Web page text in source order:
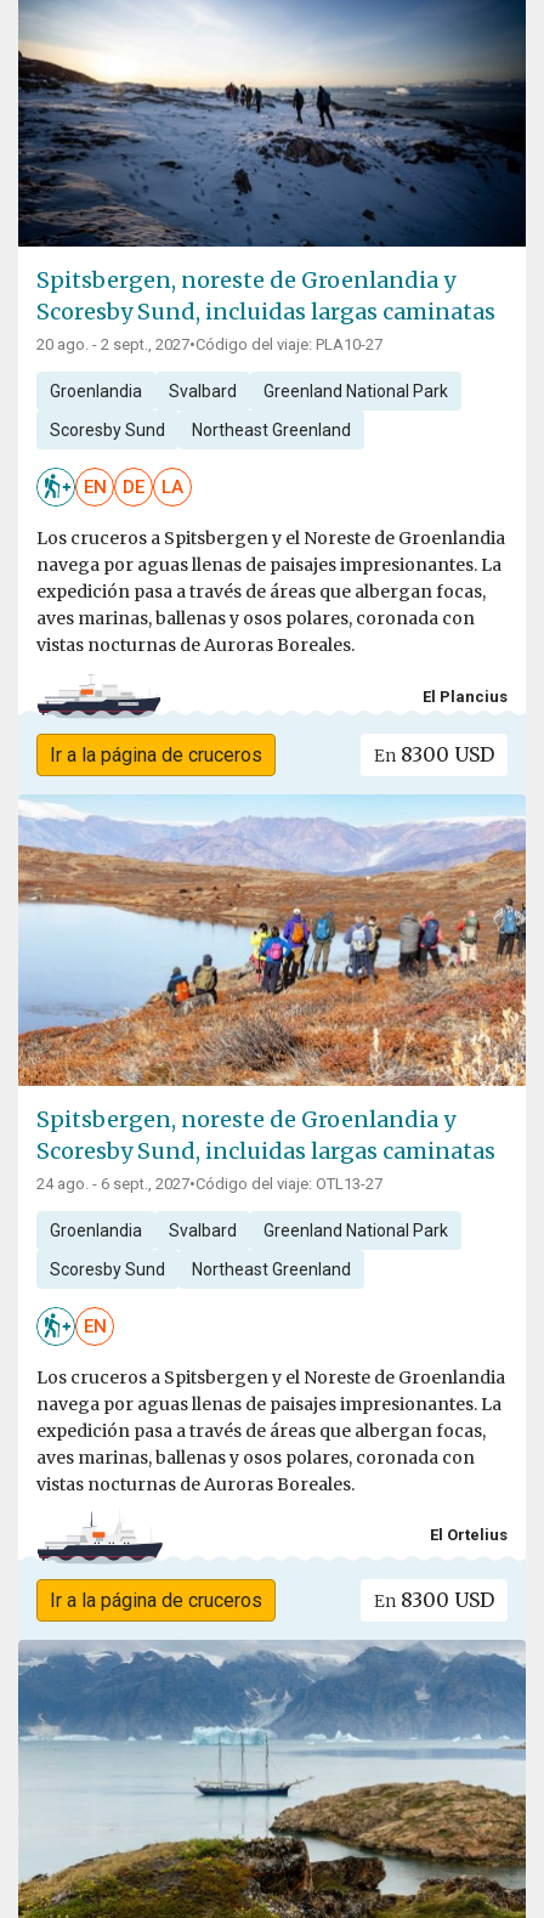
Spitsbergen, noreste de Groenlandia y
Scoresby Sund, incluidas largas caminatas
20 ago. - 2 sept., 2027•Código del viaje: PLA10-27
Groenlandia Svalbard Greenland National Park
Scoresby Sund Northeast Greenland
EN DE LA
Los cruceros a Spitsbergen y el Noreste de Groenlandia
navega por aguas llenas de paisajes impresionantes. La
expedición pasa a través de áreas que albergan focas,
aves marinas, ballenas y osos polares, coronada con
vistas nocturnas de Auroras Boreales.
El Plancius
Ir a la página de cruceros En 8300 USD
Spitsbergen, noreste de Groenlandia y
Scoresby Sund, incluidas largas caminatas
24 ago. - 6 sept., 2027•Código del viaje: OTL13-27
Groenlandia Svalbard Greenland National Park
Scoresby Sund Northeast Greenland
EN
Los cruceros a Spitsbergen y el Noreste de Groenlandia
navega por aguas llenas de paisajes impresionantes. La
expedición pasa a través de áreas que albergan focas,
aves marinas, ballenas y osos polares, coronada con
vistas nocturnas de Auroras Boreales.
El Ortelius
Ir a la página de cruceros En 8300 USD